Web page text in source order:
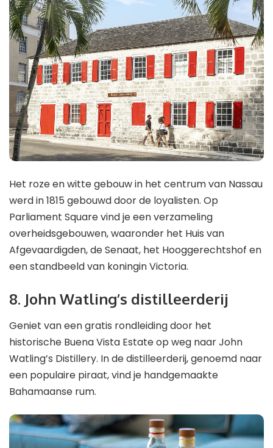
Het roze en witte gebouw in het centrum van Nassau
werd in 1815 gebouwd door de loyalisten. Op
Parliament Square vind je een verzameling
overheidsgebouwen, waaronder het Huis van
Afgevaardigden, de Senaat, het Hooggerechtshof en
een standbeeld van koningin Victoria.
8. John Watling’s distilleerderij
Geniet van een gratis rondleiding door het
historische Buena Vista Estate op weg naar John
Watling’s Distillery. In de distilleerderij, genoemd naar
een populaire piraat, vind je handgemaakte
Bahamaanse rum.